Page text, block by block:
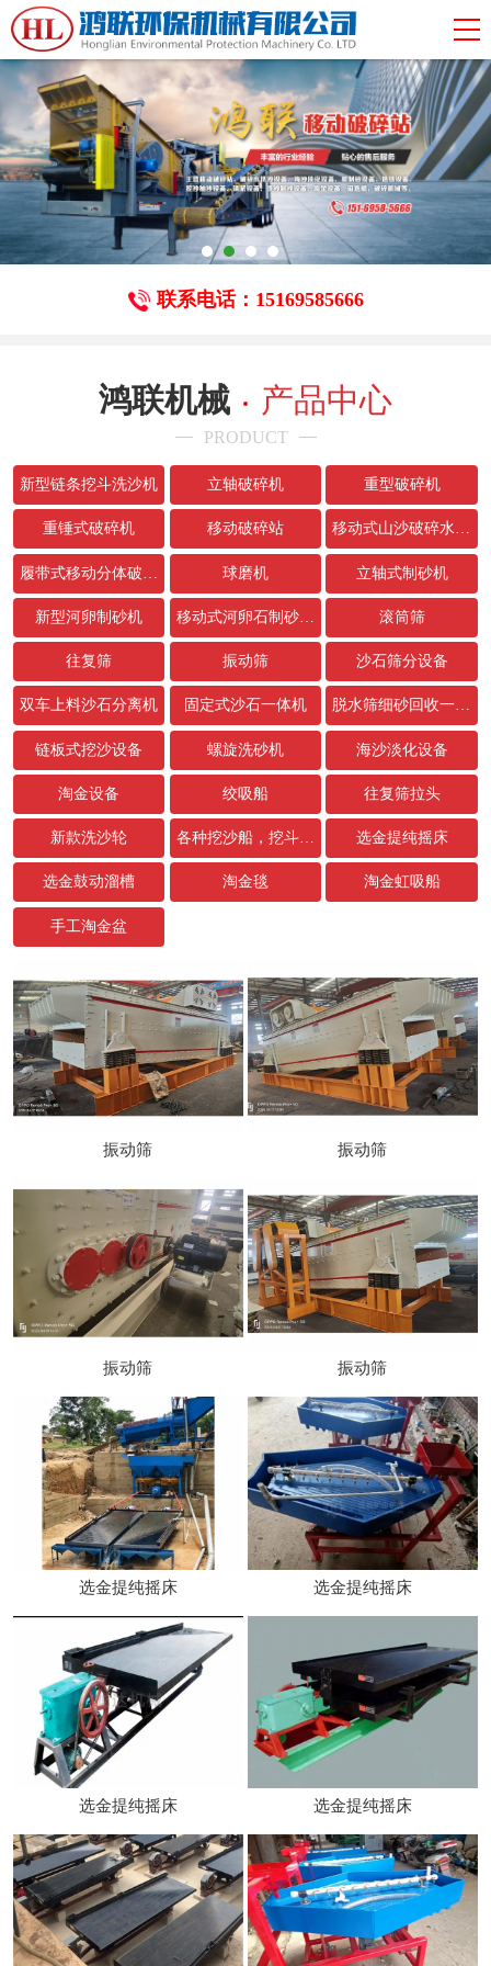
联系电话：15169585666
鸿联机械 产品中心
PRODUCT
新型链条挖斗洗沙机 立轴破碎机 重型破碎机
重锤式破碎机 移动破碎站 移动式山沙破碎水洗设备
球磨机 立轴式制砂机
新型河卵制砂机 移动式河卵石制砂生产线 滚筒筛
往复筛 振动筛 沙石筛分设备
双车上料沙石分离机 固定式沙石一体机 脱水筛细砂回收一体机
链板式挖沙设备 螺旋洗砂机 海沙淡化设备
淘金设备 绞吸船 往复筛拉头
新款洗沙轮 各种挖沙船，挖斗，链条配件 选金提纯摇床
选金鼓动溜槽 淘金毯 淘金虹吸船
手工淘金盆
振动筛 振动筛
振动筛 振动筛
选金提纯摇床 选金提纯摇床
选金提纯摇床 选金提纯摇床